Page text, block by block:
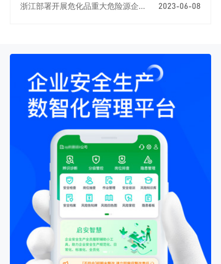
浙江部署开展危化品重大危险源企业2023年第一次专项检查督导工作 2023-06-08